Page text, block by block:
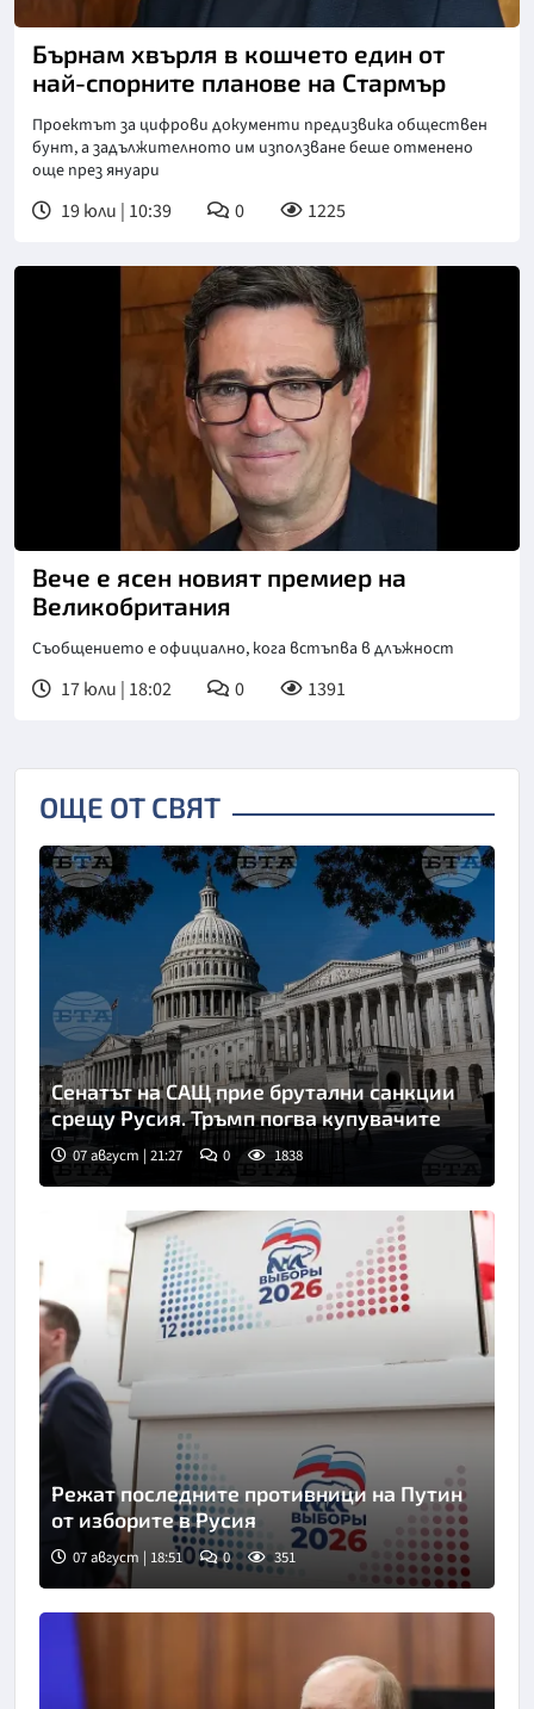
Снимка: Университет на Ливърпул
Бърнам хвърля в кошчето един от
най-спорните планове на Стармър
Проектът за цифрови документи предизвика обществен
бунт, а задължителното им използване беше отменено
още през януари
19 юли | 10:39 0 1225
Вече е ясен новият премиер на
Великобритания
Съобщението е официално, кога встъпва в длъжност
17 юли | 18:02 0 1391
ОЩЕ ОТ СВЯТ
Сенатът на САЩ прие брутални санкции
срещу Русия. Тръмп погва купувачите
07 август | 21:27 0 1838
Снимка: ТАСС
Режат последните противници на Путин
от изборите в Русия
07 август | 18:51 0 351